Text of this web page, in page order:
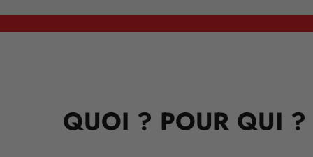
QUOI ? POUR QUI ?